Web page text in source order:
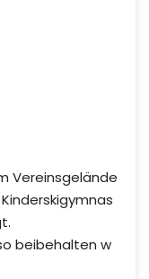
Vereinsgelände
beibehalten w